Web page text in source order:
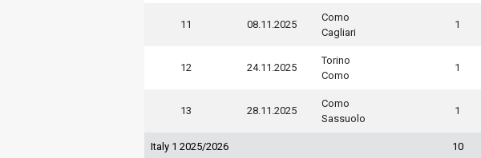
11 08.11.2025
Como
Cagliari
1
12 24.11.2025
Torino
Como
1
13 28.11.2025
Como
Sassuolo
1
Italy 1 2025/2026 10